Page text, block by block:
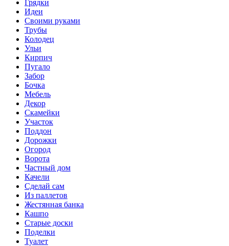
Грядки
Идеи
Своими руками
Трубы
Колодец
Ульи
Кирпич
Пугало
Забор
Бочка
Мебель
Декор
Скамейки
Участок
Поддон
Дорожки
Огород
Ворота
Частный дом
Качели
Сделай сам
Из паллетов
Жестянная банка
Кашпо
Старые доски
Поделки
Туалет